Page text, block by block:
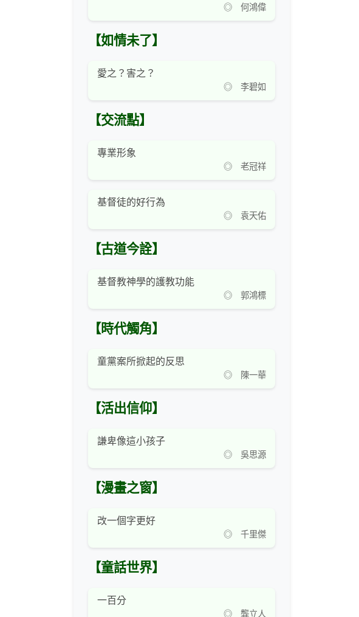
◎ 何鴻偉
【如情未了】
愛之？害之？
◎ 李碧如
【交流點】
專業形象
◎ 老冠祥
基督徒的好行為
◎ 袁天佑
【古道今詮】
基督教神學的護教功能
◎ 郭鴻標
【時代觸角】
童黨案所掀起的反思
◎ 陳一華
【活出信仰】
謙卑像這小孩子
◎ 吳思源
【漫畫之窗】
改一個字更好
◎ 千里傑
【童話世界】
一百分
◎ 龔立人